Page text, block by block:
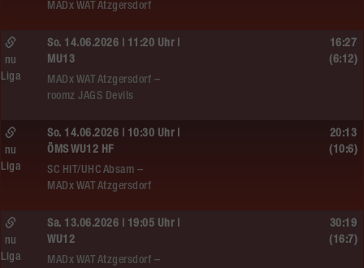
MADx WAT Atzgersdorf
So. 14.06.2026 | 11:20 Uhr |
MU13
MADx WAT Atzgersdorf –
roomz JAGS Devils
nu
Liga
16:27
(6:12)
So. 14.06.2026 | 10:30 Uhr |
ÖMS WU12 HF
SC HIT/UHC Absam –
MADx WAT Atzgersdorf
nu
Liga
20:13
(10:6)
Sa. 13.06.2026 | 19:05 Uhr |
WU12
MADx WAT Atzgersdorf –
nu
Liga
30:19
(16:7)